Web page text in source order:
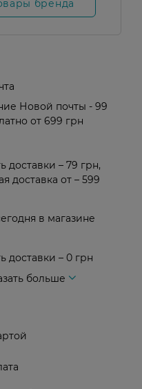
бренда
Новой почты - 99
от 699 грн
доставки – 79 грн,
доставка от – 599
в магазине
доставки – 0 грн
больше